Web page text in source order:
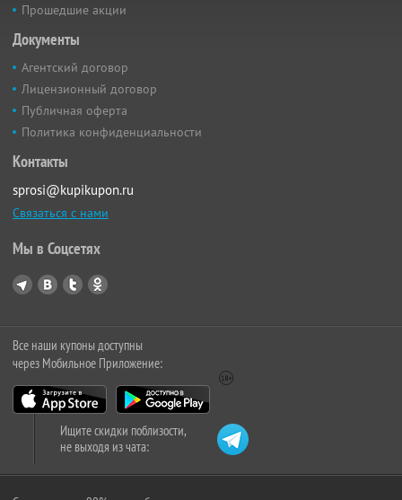
Прошедшие акции
Документы
Агентский договор
Лицензионный договор
Публичная оферта
Политика конфиденциальности
Контакты
sprosi@kupikupon.ru
Связаться с нами
Мы в Соцсетях
Все наши купоны доступны
через Мобильное Приложение:
Ищите скидки поблизости,
не выходя из чата: